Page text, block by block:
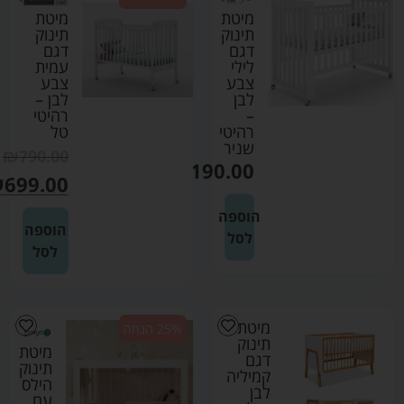
מיטת
תינוק
דגם
לילי
צבע
לבן
–
רהיטי
שניר
1190.00
הוספה
לסל
מיטת
תינוק
דגם
עמית
צבע
לבן –
רהיטי
טל
₪790.00
699.00
הוספה
לסל
מיטת
תינוק
דגם
קמיליה
לבן
מיטת
תינוק
הילס